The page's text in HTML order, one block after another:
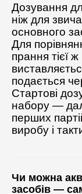
Дозування
ніж для
основного
Для
прання тієї
подається
Стартові
набору —
перших
виробу і
Чи можна
засобів —